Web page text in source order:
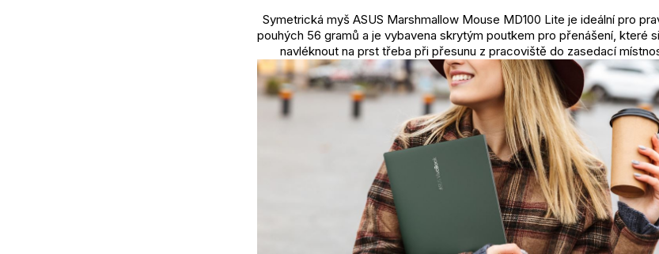
Symetrická myš ASUS Marshmallow Mouse MD100 Lite je ideální pro
pouhých 56 gramů a je vybavena skrytým poutkem pro přenášení, které
navléknout na prst třeba při přesunu z pracoviště do zasedací